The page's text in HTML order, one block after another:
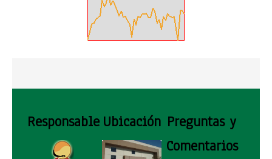
Responsable Ubicación Preguntas y
Comentarios